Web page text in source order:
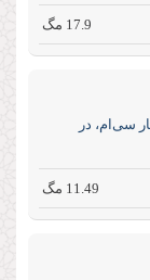
17.9 مگ
سی‌ام، در
11.49 مگ